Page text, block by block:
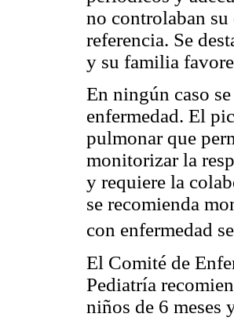
no controlaban
referencia. Se
y su familia
En ningún caso
enfermedad. El
pulmonar que
monitorizar la
y requiere la
se recomienda
con enfermedad
El Comité de
Pediatría
niños de 6 meses